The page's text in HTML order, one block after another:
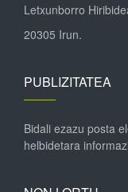
Letxunborro
20305 Irun.
PUBLIZITATEA
Bidali ezazu posta
helbidetara